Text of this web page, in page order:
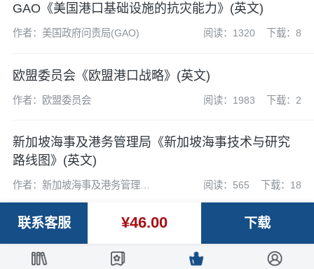
GAO《美国港口基础设施的抗灾能力》(英文)
作者：美国政府问责局(GAO) 阅读：1320 下载：8
欧盟委员会《欧盟港口战略》(英文)
作者：欧盟委员会 阅读：1983 下载：2
新加坡海事及港务管理局《新加坡海事技术与研究
路线图》(英文)
作者：新加坡海事及港务管理局
（MPA）
阅读：565 下载：18
联系客服 ¥46.00 下载